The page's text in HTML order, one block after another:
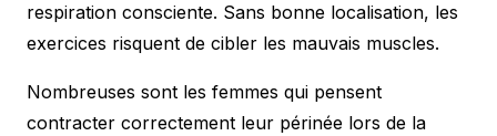
respiration consciente. Sans bonne localisation, les
exercices risquent de cibler les mauvais muscles.
Nombreuses sont les femmes qui pensent
contracter correctement leur périnée lors de la